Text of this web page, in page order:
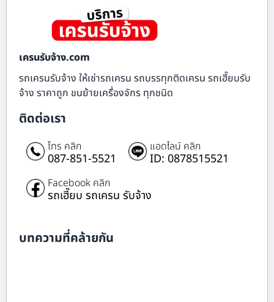
เครนรับจ้าง.com
รถเครนรับจ้าง ให้เช่ารถเครน รถบรรทุกติดเครน รถเฮี๊ยบรับ
จ้าง ราคาถูก ขนย้ายเครื่องจักร ทุกชนิด
ติดต่อเรา
โทร คลิก
087-851-5521
แอดไลน์ คลิก
ID: 0878515521
Facebook คลิก
รถเฮี๊ยบ รถเครน รับจ้าง
บทความที่คล้ายกัน